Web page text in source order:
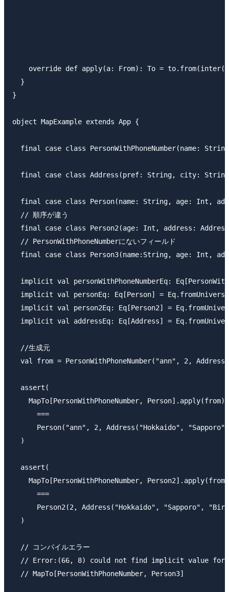
override def apply(a: From): To =
  }
}
object MapExample extends App {
final case class PersonWithPhoneNumber(name:
final case class Address(pref: String, city:
final case class Person(name: String, age: Int,
  // 順序が違う
final case class Person2(age: Int, address:
  // PersonWithPhoneNumberにないフィールド
final case class Person3(name:String, age: Int,
implicit val personWithPhoneNumberEq:
implicit val personEq: Eq[Person] =
implicit val person2Eq: Eq[Person2] =
implicit val addressEq: Eq[Address] =
  //生成元
val from = PersonWithPhoneNumber("ann", 2,
  assert(
    MapTo[PersonWithPhoneNumber, Person].apply(from)
      ===
Person("ann", 2, Address("Hokkaido",
  )
  assert(
    MapTo[PersonWithPhoneNumber, Person2].apply(from)
      ===
Person2(2, Address("Hokkaido", "Sapporo",
  )
  // コンパイルエラー
// Error:(66, 8) could not find implicit value
  // MapTo[PersonWithPhoneNumber, Person3]